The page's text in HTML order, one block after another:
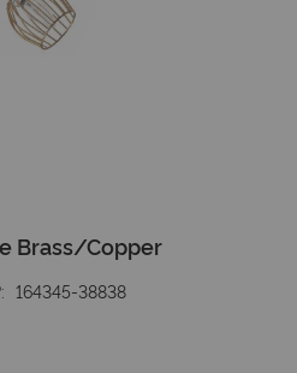
Brass/Copper
164345-38838